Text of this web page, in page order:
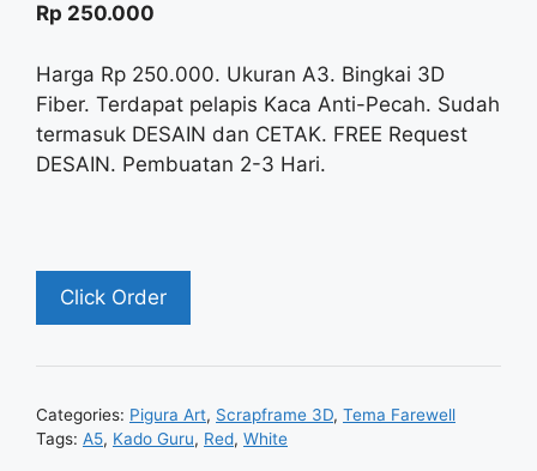
Rp 250.000
Harga Rp 250.000. Ukuran A3. Bingkai 3D
Fiber. Terdapat pelapis Kaca Anti-Pecah. Sudah
termasuk DESAIN dan CETAK. FREE Request
DESAIN. Pembuatan 2-3 Hari.
Click Order
Categories: Pigura Art, Scrapframe 3D, Tema Farewell
Tags: A5, Kado Guru, Red, White